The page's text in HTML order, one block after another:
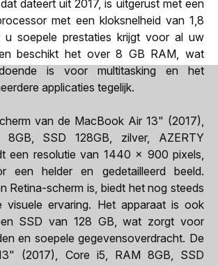
dateert uit 2017, is uitgerust met een
met een kloksnelheid van 1,8
u soepele prestaties krijgt voor al uw
beschikt het over 8 GB RAM, wat
is voor multitasking en het
applicaties tegelijk.
van de MacBook Air 13" (2017),
SSD 128GB, zilver, AZERTY
een resolutie van 1440 x 900 pixels,
een helder en gedetailleerd beeld.
Retina-scherm is, biedt het nog steeds
visuele ervaring. Het apparaat is ook
SSD van 128 GB, wat zorgt voor
en soepele gegevensoverdracht. De
(2017), Core i5, RAM 8GB, SSD